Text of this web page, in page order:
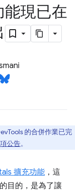
現已在
的合併作業已完
公告。
擴充功能 ，這
目的，是為了讓